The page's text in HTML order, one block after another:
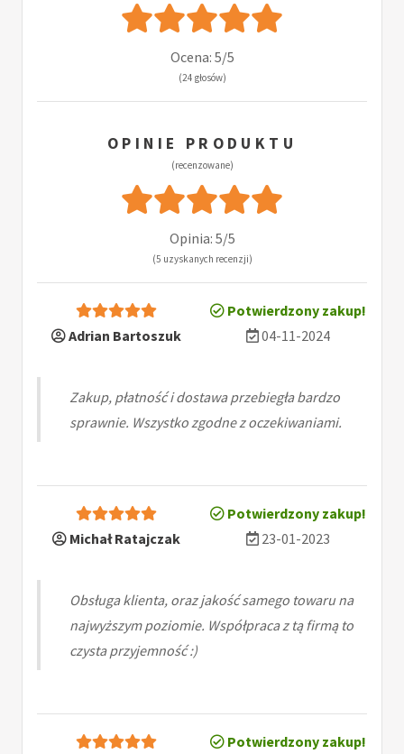
Ocena: 5/5
(24 głosów)
OPINIE PRODUKTU
(recenzowane)
Opinia: 5/5
(5 uzyskanych recenzji)
Potwierdzony zakup!
Adrian Bartoszuk
04-11-2024
Zakup, płatność i dostawa przebiegła bardzo
sprawnie. Wszystko zgodne z oczekiwaniami.
Potwierdzony zakup!
Michał Ratajczak
23-01-2023
Obsługa klienta, oraz jakość samego towaru na
najwyższym poziomie. Współpraca z tą firmą to
czysta przyjemność :)
Potwierdzony zakup!